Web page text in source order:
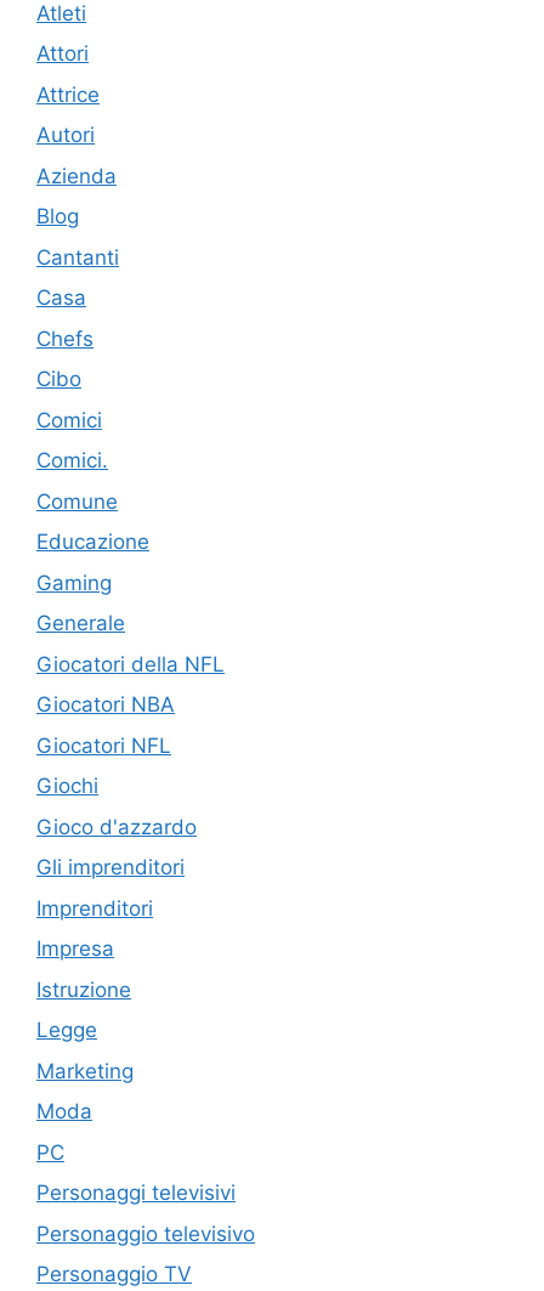
Atleti
Attori
Attrice
Autori
Azienda
Blog
Cantanti
Casa
Chefs
Cibo
Comici
Comici.
Comune
Educazione
Gaming
Generale
Giocatori della NFL
Giocatori NBA
Giocatori NFL
Giochi
Gioco d'azzardo
Gli imprenditori
Imprenditori
Impresa
Istruzione
Legge
Marketing
Moda
PC
Personaggi televisivi
Personaggio televisivo
Personaggio TV